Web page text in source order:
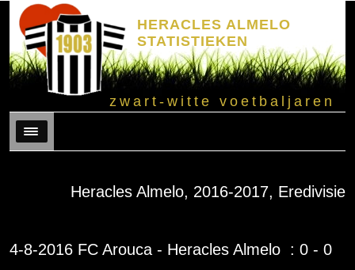
HERACLES ALMELO
STATISTIEKEN
zwart-witte voetbaljaren
Menu
Heracles Almelo, 2016-2017, Eredivisie
4-8-2016 FC Arouca - Heracles Almelo : 0 - 0